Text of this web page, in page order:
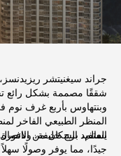
جراند سيغنيتشر
شققًا مصممة بشكل رائع
وبنتهاوس بأربع غرف
المنظر الطبيعي الفاخر
العالم، برج خليفة،
يستفيد السكان من
جيدًا، مما يوفر وصولًا